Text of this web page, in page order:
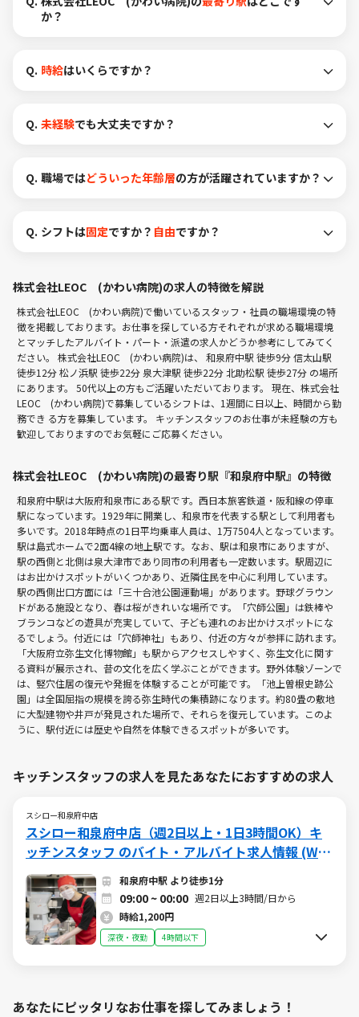
か？
Q. 時給はいくらですか？
Q. 未経験でも大丈夫ですか？
Q. 職場ではどういった年齢層の方が活躍されていますか？
Q. シフトは固定ですか？ 自由ですか？
株式会社LEOC (かわい病院)の求人の特徴を解説
株式会社LEOC (かわい病院)で働いているスタッフ・社員の職場環境の特
徴を掲載しております。お仕事を探している方それぞれが求める職場環境
とマッチしたアルバイト・パート・派遣の求人かどうか参考にしてみてく
ださい。 株式会社LEOC (かわい病院)は、 和泉府中駅 徒歩9分信太山駅
徒歩12分松ノ浜駅 徒歩22分 泉大津駅 徒歩22分北助松駅 徒歩27分 の場所
にあります。 50代以上の方もご活躍いただいております。 現在、株式会社
LEOC (かわい病院)で募集しているシフトは、1週間に日以上、時間から勤
務でき る方を募集しています。 キッチンスタッフのお仕事が未経験の方も
歓迎しておりますのでお気軽にご応募ください。
株式会社LEOC (かわい病院)の最寄り駅『和泉府中駅』の特徴
和泉府中駅は大阪府和泉市にある駅です。西日本旅客鉄道・阪和線の停車
駅になっています。1929年に開業し、和泉市を代表する駅として利用者も
多いです。2018年時点の1日平均乗車人員は、1万7504人となっています。
駅は島式ホームで2面4線の地上駅です。なお、駅は和泉市にありますが、
駅の西側と北側は泉大津市であり同市の利用者も一定数います。駅周辺に
はお出かけスポットがいくつかあり、近隣住民を中心に利用しています。
駅の西側出口方面には「三十合池公園運動場」があります。野球グラウン
ドがある施設となり、春は桜がきれいな場所です。「穴師公園」は鉄棒や
ブランコなどの遊具が充実していて、子ども連れのお出かけスポットにな
るでしょう。付近には「穴師神社」もあり、付近の方々が参拝に訪れます。
「大阪府立弥生文化博物館」も駅からアクセスしやすく、弥生文化に関す
る資料が展示され、昔の文化を広く学ぶことができます。野外体験ゾーンで
は、竪穴住居の復元や発掘を体験することが可能です。「池上曽根史跡公
園」は全国屈指の規模を誇る弥生時代の集積跡になります。約80畳の敷地
に大型建物や井戸が発見された場所で、それらを復元しています。このよ
うに、駅付近には歴史や自然を体験できるスポットが多いです。
キッチンスタッフの求人を見たあなたにおすすめの求人
スシロー和泉府中店
スシロー和泉府中店（週2日以上・1日3時間OK）キ
ッチンスタッフ のバイト・アルバイト求人情報 (W01
5664337)（日勤、夜勤、終日）
和泉府中駅 より徒歩1分
09:00 ~ 00:00 週2日以上3時間/日から
時給1,200円
深夜・夜勤 4時間以下
あなたにピッタリなお仕事を探してみましょう！